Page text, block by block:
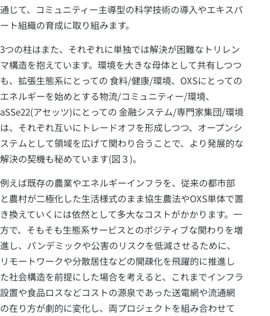
通じて、コミュニティー主導型の科学技術の導入やエキスパ
ート組織の育成に取り組みます。
3つの柱はまた、それぞれに単独では解決が困難なトリレン
マ構造を抱えています。環境を大きな母体として共有しつつ
も、拡張生態系にとっての 食料/健康/環境、OXSにとっての
エネルギーを始めとする物流/コミュニティー/環境、
aSSe22(アセッツ)にとっての 金融システム/専門家集団/環境
は、それぞれ互いにトレードオフを形成しつつ、オープンシ
ステムとして領域を広げて関わり合うことで、より発展的な
解決の契機も秘めています(図３)。
例えば既存の農業やエネルギーインフラを、従来の都市部
と農村が二極化した生活様式のまま協生農法やOXS単体で置
き換えていくには依然として多大なコストがかかります。一
方で、そもそも生態系サービスとのポジティブな関わりを増
進し、パンデミックや公害のリスクを低減させるために、
リモートワークや分散居住などの開疎化を飛躍的に推進し
た社会構造を前提にした場合を考えると、これまでインフラ
設置や食品ロスなどコストの源泉であった送電網や流通網
の在り方が劇的に変化し、両プロジェクトを組み合わせて